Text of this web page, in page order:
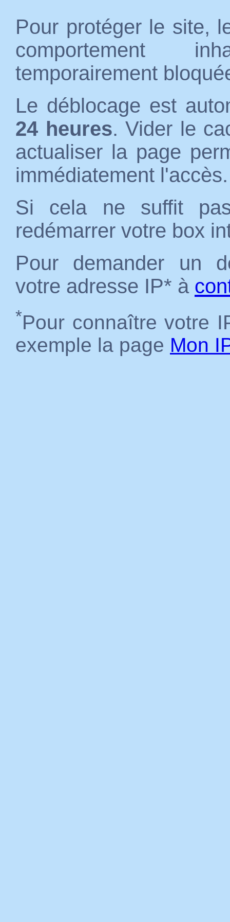
Pour protéger le site,
comportement
temporairement
Le déblocage est
24 heures. Vider le
actualiser la page
immédiatement l'accès.
Si cela ne suffit
redémarrer votre box
Pour demander un
votre adresse IP* à
*Pour connaître votre
exemple la page Mon